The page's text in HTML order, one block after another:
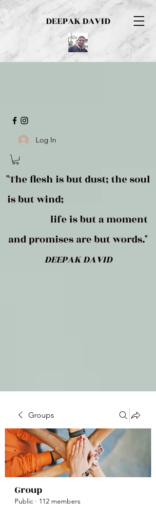
DEEPAK DAVID
Log In
"The flesh is but dust; the soul
is but wind;
life is but a moment
and promises are but words."
DEEPAK DAVID
Groups
Group
Public · 112 members